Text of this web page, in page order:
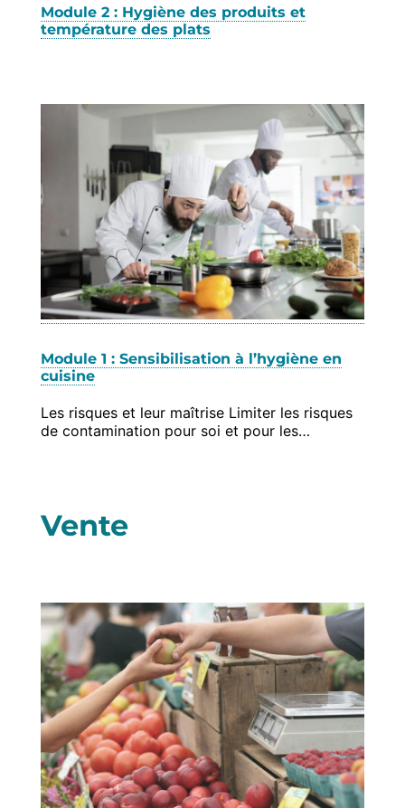
Module 2 : Hygiène des produits et
température des plats
Module 1 : Sensibilisation à l’hygiène en
cuisine
Les risques et leur maîtrise Limiter les risques
de contamination pour soi et pour les…
Vente